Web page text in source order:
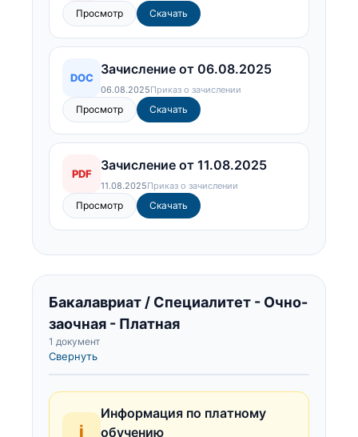
Просмотр Скачать
DOC
Зачисление от 06.08.2025
06.08.2025Приказ о зачислении
Просмотр Скачать
PDF
Зачисление от 11.08.2025
11.08.2025Приказ о зачислении
Просмотр Скачать
Бакалавриат / Специалитет - Очно-
заочная - Платная
1 документ
Свернуть
i
Информация по платному
обучению